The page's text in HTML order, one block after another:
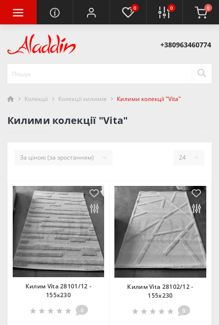
0 0 0
+380963460774
Колекції Колекції килимів Килими колекції "Vita"
Килими колекції "Vita"
Килим Vita 28101/12 -
155х230
0
Килим Vita 28102/12 -
155х230
0